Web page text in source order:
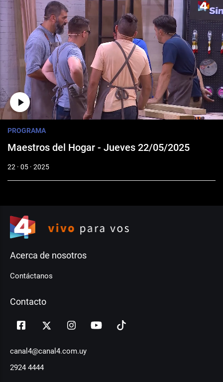
PROGRAMA
Maestros del Hogar - Jueves 22/05/2025
22 · 05 · 2025
Acerca de nosotros
Contáctanos
Contacto
canal4@canal4.com.uy
2924 4444